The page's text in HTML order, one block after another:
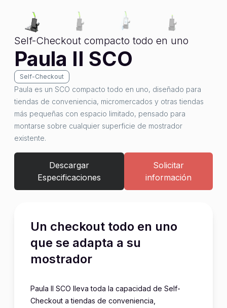
Self-Checkout compacto todo en uno
Paula II SCO
Self-Checkout
Paula es un SCO compacto todo en uno, diseñado para
tiendas de conveniencia, micromercados y otras tiendas
más pequeñas con espacio limitado, pensado para
montarse sobre cualquier superficie de mostrador
existente.
Descargar
Especificaciones
Solicitar
información
Un checkout todo en uno
que se adapta a su
mostrador
Paula II SCO lleva toda la capacidad de Self-
Checkout a tiendas de conveniencia,